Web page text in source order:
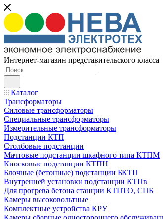
Интернет-магазин представительского класса
Каталог
Трансформаторы
Силовые трансформаторы
Специальные трансформаторы
Измерительные трансформаторы
Подстанции КТП
Столбовые подстанции
Мачтовые подстанции шкафного типа КТПМ
Киосковые подстанции КТПН
Блочные (бетонные) подстанции БКТП
Внутренней установки подстанции КТПв
Для прогрева бетона станции КТПТО, СПБ
Камеры высоковольтные
Комплектные устройства КРУ
Камеры сборные одностороннего